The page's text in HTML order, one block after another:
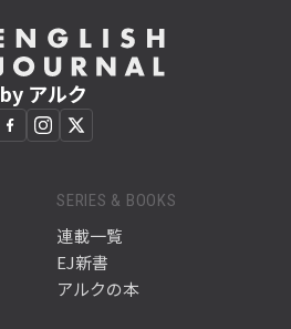
by アルク
SERIES & BOOKS
連載一覧
EJ新書
アルクの本